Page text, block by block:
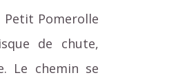
Pomerolle
de chute,
Le chemin se